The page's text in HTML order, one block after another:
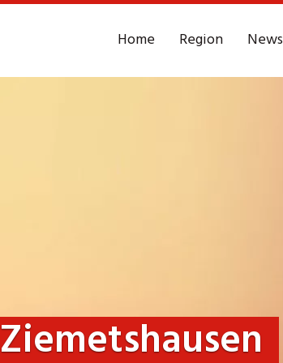
Home Region News
Ziemetshausen